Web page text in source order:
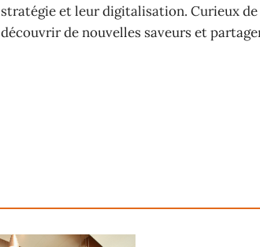
stratégie et leur digitalisation. Curieux
découvrir de nouvelles saveurs et